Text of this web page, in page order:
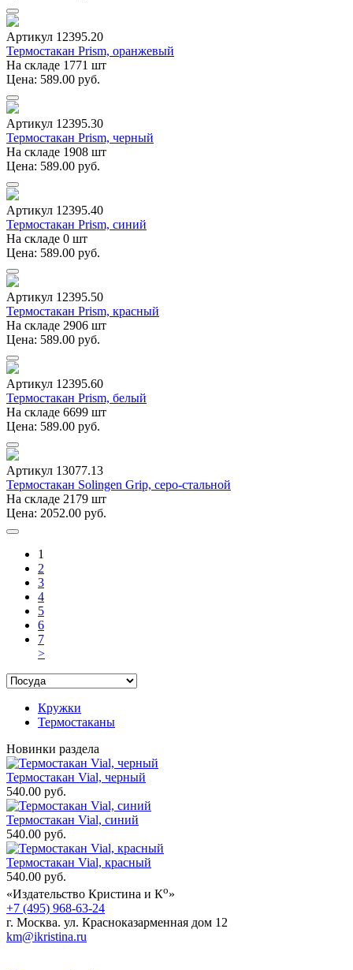
Артикул 12395.20
Термостакан Prism, оранжевый
На складе 1771 шт
Цена: 589.00 руб.
Артикул 12395.30
Термостакан Prism, черный
На складе 1908 шт
Цена: 589.00 руб.
Артикул 12395.40
Термостакан Prism, синий
На складе 0 шт
Цена: 589.00 руб.
Артикул 12395.50
Термостакан Prism, красный
На складе 2906 шт
Цена: 589.00 руб.
Артикул 12395.60
Термостакан Prism, белый
На складе 6699 шт
Цена: 589.00 руб.
Артикул 13077.13
Термостакан Solingen Grip, серо-стальной
На складе 2179 шт
Цена: 2052.00 руб.
1
2
3
4
5
6
7
>
Кружки
Термостаканы
Новинки раздела
Термостакан Vial, черный
540.00 руб.
Термостакан Vial, синий
540.00 руб.
Термостакан Vial, красный
540.00 руб.
«Издательство Кристина и Ко»
+7 (495) 968-63-24
г. Москва. ул. Красноказарменная дом 12
km@ikristina.ru